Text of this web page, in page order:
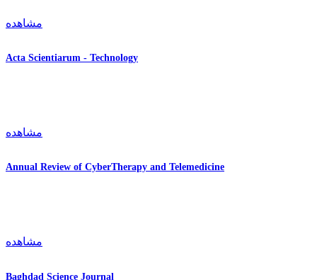
مشاهده
Acta Scientiarum - Technology
مشاهده
Annual Review of CyberTherapy and Telemedicine
مشاهده
Baghdad Science Journal